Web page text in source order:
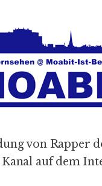
von Rapper
Kanal auf dem